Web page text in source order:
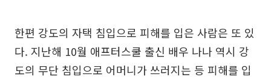
한편 강도의 자택 침입으로 피해를 입은 사람은 또 있
다. 지난해 10월 애프터스쿨 출신 배우 나나 역시 강
도의 무단 침입으로 어머니가 쓰러지는 등 피해를 입